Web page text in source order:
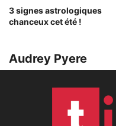
3 signes astrologiques
chanceux cet été !
Audrey Pyere